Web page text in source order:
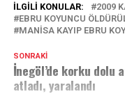
İLGILI KONULAR: 2009
EBRU KOYUNCU
MANISA KAYIP EBRU
SONRAKI
İnegöl’de korku dolu
atladı, yaralandı